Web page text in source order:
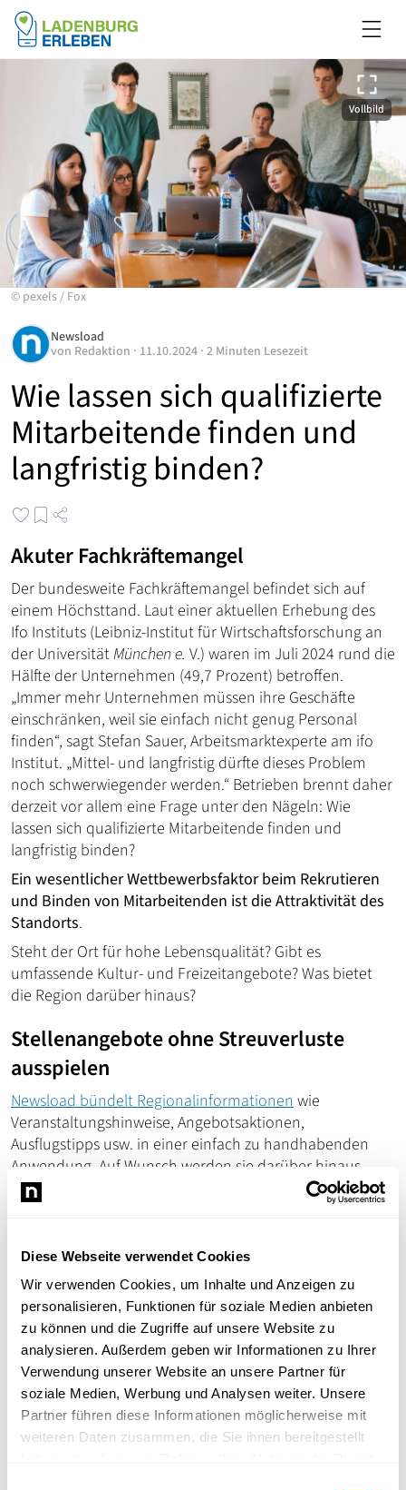
Diese Webseite verwendet Cookies
Wir verwenden Cookies, um Inhalte und Anzeigen zu
personalisieren, Funktionen für soziale Medien anbieten
zu können und die Zugriffe auf unsere Website zu
analysieren. Außerdem geben wir Informationen zu Ihrer
Verwendung unserer Website an unsere Partner für
soziale Medien, Werbung und Analysen weiter. Unsere
Partner führen diese Informationen möglicherweise mit
weiteren Daten zusammen, die Sie ihnen bereitgestellt
Vollbild
© pexels/ Fox
Wie lassen sich qualifizierte
Mitarbeitende finden und
langfristig binden?
Newsload
von Redaktion · 11.10.2024 · 2 Minuten Lesezeit
Akuter Fachkräftemangel
Der bundesweite Fachkräftemangel befindet sich auf
einem Höchsttand. Laut einer aktuellen Erhebung des
Ifo Instituts (Leibniz-Institut für Wirtschaftsforschung an
der UniversitätMünchen e. V.) waren im Juli 2024 rund die
Hälfte der Unternehmen (49,7 Prozent) betroffen.
„Immer mehr Unternehmen müssen ihre Geschäfte
einschränken, weil sie einfach nicht genug Personal
finden“, sagt Stefan Sauer, Arbeitsmarktexperte am ifo
Institut. „Mittel- und langfristig dürfte dieses Problem
noch schwerwiegender werden.“ Betrieben brennt daher
derzeit vor allem eine Frage unter den Nägeln: Wie
lassen sich qualifizierte Mitarbeitende finden und
langfristig binden?
Ein wesentlicher Wettbewerbsfaktor beim Rekrutieren
und Binden von Mitarbeitenden ist die Attraktivität des
Standorts.
Steht der Ort für hohe Lebensqualität? Gibt es
umfassende Kultur- und Freizeitangebote? Was bietet
die Region darüber hinaus?
Stellenangebote ohne Streuverluste
ausspielen
Newsload bündelt Regionalinformationen wie
Veranstaltungshinweise, Angebotsaktionen,
Ausflugstipps usw. in einer einfach zu handhabenden
Anwendung. Auf Wunsch werden sie darüber hinaus
zielgruppengerecht und plattformübergreifend über alle
relevanten Touchpoints (Website, Social-Media, Regio-
können unkompliziert erstellt, verwaltet und live
geschaltet werden. Einmal veröffentlicht, werden sie
automatisiert mit Schlagworten versehen, einer Rubrik
zugeordnet und in Ihren hinterlegten Ausgabekanälen
(Website, City-App o. ä.) reichweitenstark ausgespielt.
Auch Stellenausschreibungen erreichen auf diese Weise
gezielt und ohne Streuverluste die Zielgruppe – eine
äußerst effiziente Methode, um möglichst schnell
qualifizierte Mitarbeitende zu finden.